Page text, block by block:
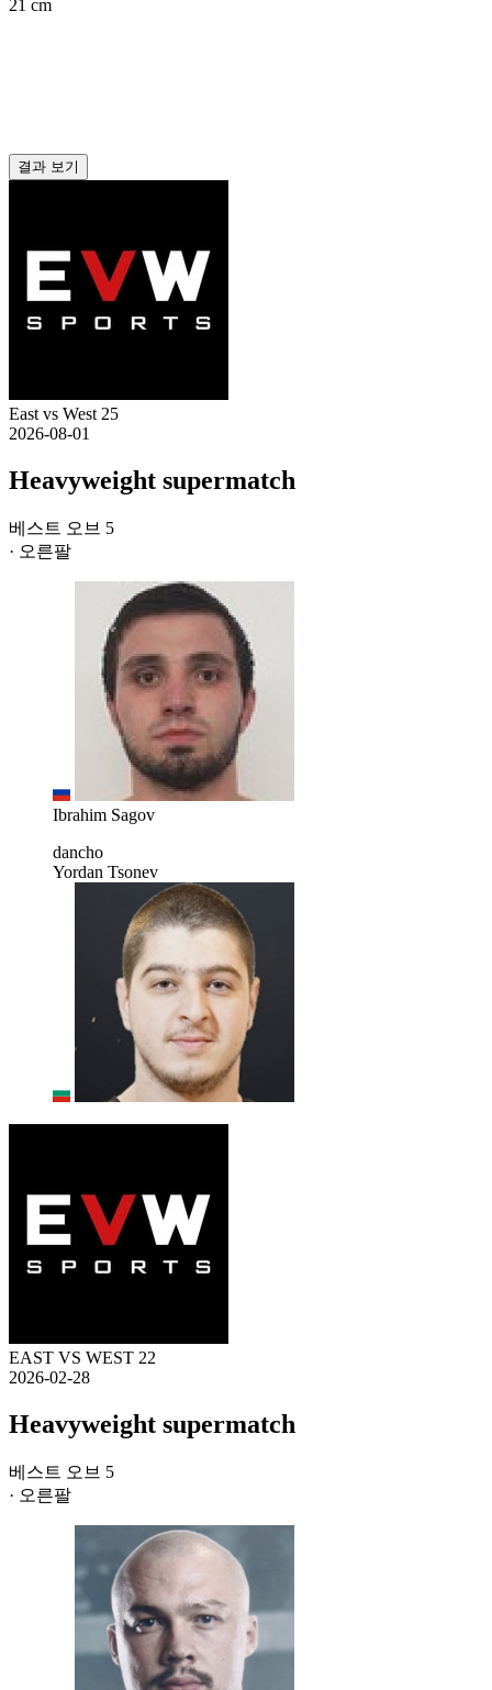
21 cm
결과 보기
East vs West 25
2026-08-01
Heavyweight supermatch
베스트 오브 5
· 오른팔
Ibrahim Sagov
dancho
Yordan Tsonev
EAST VS WEST 22
2026-02-28
Heavyweight supermatch
베스트 오브 5
· 오른팔